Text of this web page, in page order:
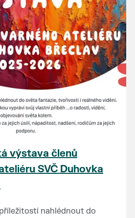
výstava členů
SVČ Duhovka
nahlédnout do